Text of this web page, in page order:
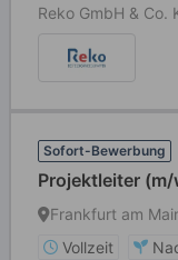
Reko GmbH & Co.
Sofort-Bewerbung
Projektleiter
Frankfurt am
Vollzeit